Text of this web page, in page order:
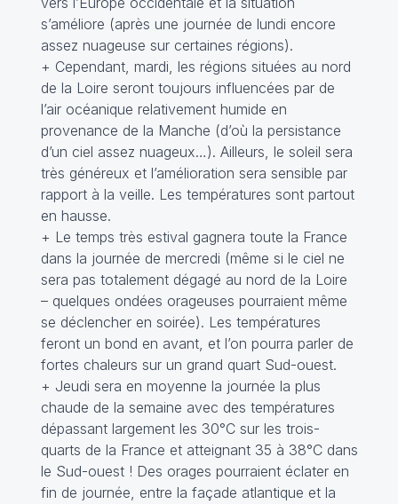
s’améliore (après une journée de lundi encore
assez nuageuse sur certaines régions).
+ Cependant, mardi, les régions situées au nord
de la Loire seront toujours influencées par de
l’air océanique relativement humide en
provenance de la Manche (d’où la persistance
d’un ciel assez nuageux…). Ailleurs, le soleil sera
très généreux et l’amélioration sera sensible par
rapport à la veille. Les températures sont partout
en hausse.
+ Le temps très estival gagnera toute la France
dans la journée de mercredi (même si le ciel ne
sera pas totalement dégagé au nord de la Loire
– quelques ondées orageuses pourraient même
se déclencher en soirée). Les températures
feront un bond en avant, et l’on pourra parler de
fortes chaleurs sur un grand quart Sud-ouest.
+ Jeudi sera en moyenne la journée la plus
chaude de la semaine avec des températures
dépassant largement les 30°C sur les trois-
quarts de la France et atteignant 35 à 38°C dans
le Sud-ouest ! Des orages pourraient éclater en
fin de journée, entre la façade atlantique et la